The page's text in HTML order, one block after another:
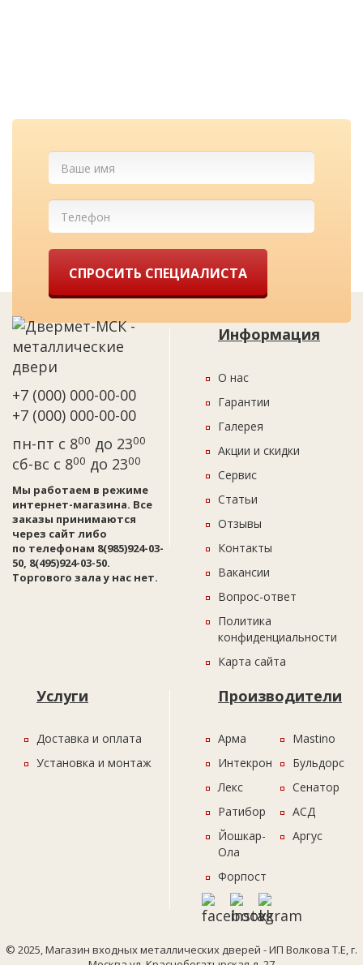
СПРОСИТЬ СПЕЦИАЛИСТА
+7 (000) 000-00-00
+7 (000) 000-00-00
пн-пт с 800 до 2300
сб-вс с 800 до 2300
Мы работаем в режиме
интернет-магазина. Все
заказы принимаются
через сайт либо
по телефонам 8(985)924-03-
50, 8(495)924-03-50.
Торгового зала у нас нет.
Информация
О нас
Гарантии
Галерея
Акции и скидки
Сервис
Статьи
Отзывы
Контакты
Вакансии
Вопрос-ответ
Политика
конфиденциальности
Карта сайта
Услуги
Доставка и оплата
Установка и монтаж
Производители
Арма
Интекрон
Лекс
Ратибор
Йошкар-
Ола
Форпост
Mastino
Бульдорс
Сенатор
АСД
Аргус
© 2025, Магазин входных металлических дверей - ИП Волкова Т.Е, г.